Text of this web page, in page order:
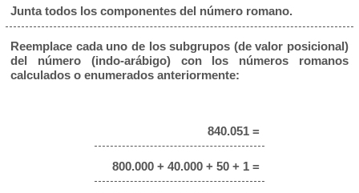
Junta todos los componentes del número romano.
Reemplace cada uno de los subgrupos (de valor posicional)
del número (indo-arábigo) con los números romanos
calculados o enumerados anteriormente:
840.051 =
800.000 + 40.000 + 50 + 1 =